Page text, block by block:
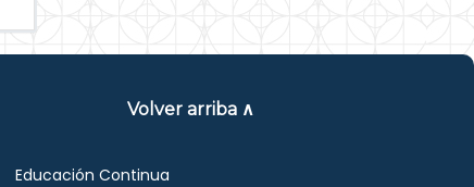
Volver arriba ∧
Educación Continua